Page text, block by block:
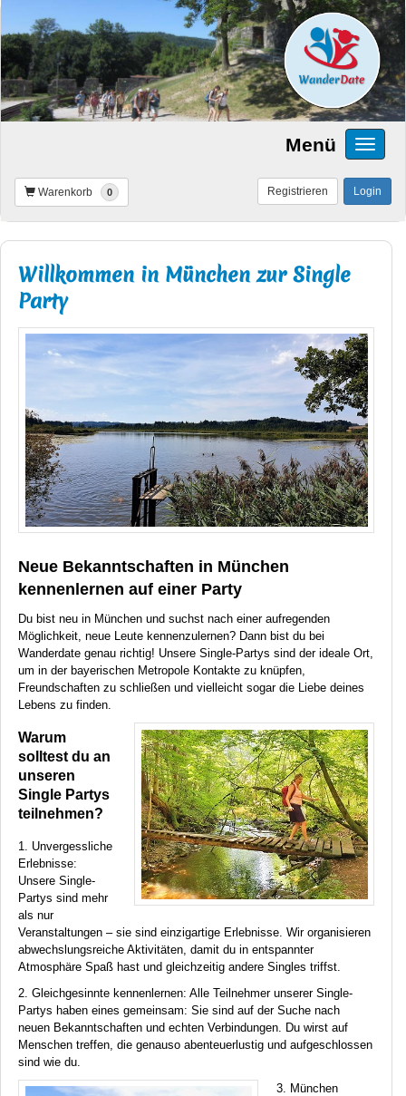
Menü
Warenkorb 0 Login
Registrieren
Willkommen in München zur Single
Party
Neue Bekanntschaften in München
kennenlernen auf einer Party
Du bist neu in München und suchst nach einer aufregenden
Möglichkeit, neue Leute kennenzulernen? Dann bist du bei
Wanderdate genau richtig! Unsere Single-Partys sind der ideale Ort,
um in der bayerischen Metropole Kontakte zu knüpfen,
Freundschaften zu schließen und vielleicht sogar die Liebe deines
Lebens zu finden.
Warum
solltest du an
unseren
Single Partys
teilnehmen?
1. Unvergessliche
Erlebnisse:
Unsere Single-
Partys sind mehr
als nur
Veranstaltungen – sie sind einzigartige Erlebnisse. Wir organisieren
abwechslungsreiche Aktivitäten, damit du in entspannter
Atmosphäre Spaß hast und gleichzeitig andere Singles triffst.
2. Gleichgesinnte kennenlernen: Alle Teilnehmer unserer Single-
Partys haben eines gemeinsam: Sie sind auf der Suche nach
neuen Bekanntschaften und echten Verbindungen. Du wirst auf
Menschen treffen, die genauso abenteuerlustig und aufgeschlossen
sind wie du.
3. München